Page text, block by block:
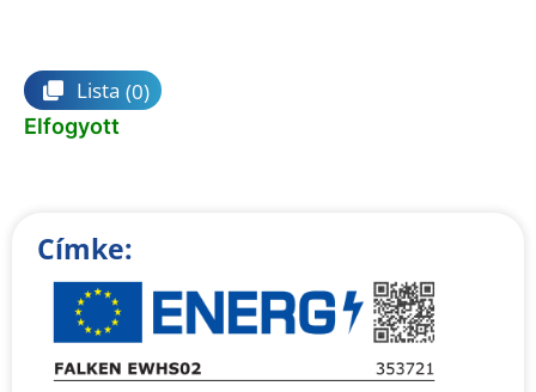
Lista (0)
Elfogyott
Címke: